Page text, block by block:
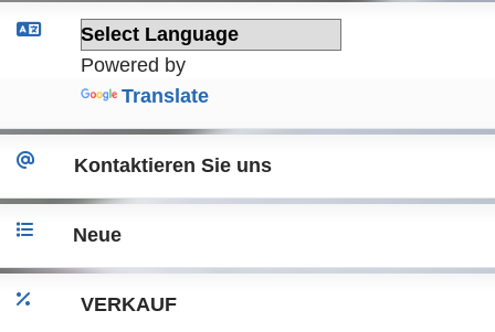
Powered by
Translate
Kontaktieren Sie uns
Neue
VERKAUF